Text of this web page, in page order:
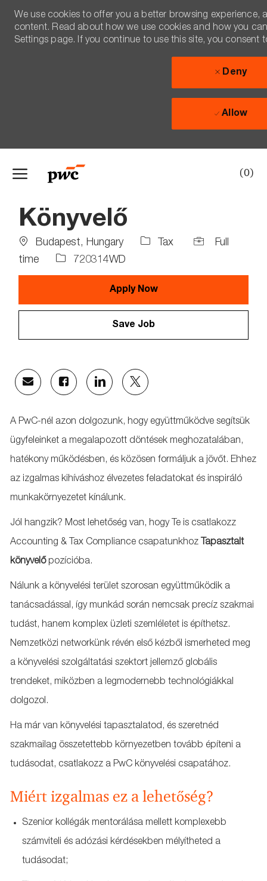
(0)
We use cookies to offer you a better browsing experience,
content. Read about how we use cookies and how you
Settings page. If you continue to use this site, you consent
Deny
Allow
Könyvelő
Location
Budapest, Hungary Tax
Job
Full
time
Job
Id
720314WD
Apply Now
Save Job
Share
via
email
Share
via
Facebook
Share
via
LinkedIn
Share
via
twitter
A PwC-nél azon dolgozunk, hogy együttműködve segítsük
ügyfeleinket a megalapozott döntések meghozatalában,
hatékony működésben, és közösen formáljuk a jövőt. Ehhez
az izgalmas kihíváshoz élvezetes feladatokat és inspiráló
munkakörnyezetet kínálunk.
Jól hangzik? Most lehetőség van, hogy Te is csatlakozz
Accounting & Tax Compliance csapatunkhoz Tapasztalt
könyvelő pozícióba.
Nálunk a könyvelési terület szorosan együttműködik a
tanácsadással, így munkád során nemcsak precíz szakmai
tudást, hanem komplex üzleti szemléletet is építhetsz.
Nemzetközi networkünk révén első kézből ismerheted meg
a könyvelési szolgáltatási szektort jellemző globális
trendeket, miközben a legmodernebb technológiákkal
dolgozol.
Ha már van könyvelési tapasztalatod, és szeretnéd
szakmailag összetettebb környezetben tovább építeni a
tudásodat, csatlakozz a PwC könyvelési csapatához.
Miért izgalmas ez a lehetőség?
Szenior kollégák mentorálása mellett komplexebb
számviteli és adózási kérdésekben mélyítheted a
tudásodat;